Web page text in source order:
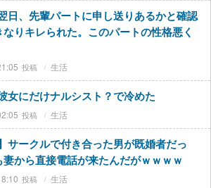
日、先輩パートに申し送りあるかと確認
なりキレられた。このパートの性格悪く
生活
女にだけナルシスト？で冷めた
生活
サークルで付き合った男が既婚者だっ
妻から直接電話が来たんだがｗｗｗｗ
生活